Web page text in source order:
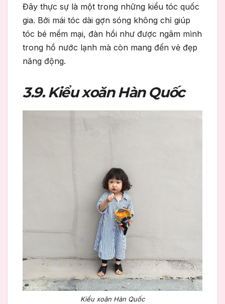
Đây thực sự là một trong những kiểu tóc quốc
gia. Bởi mái tóc dài gợn sóng không chỉ giúp
tóc bé mềm mại, đàn hồi như được ngâm mình
trong hồ nước lạnh mà còn mang đến vẻ đẹp
năng động.
3.9. Kiểu xoăn Hàn Quốc
Kiểu xoăn Hàn Quốc